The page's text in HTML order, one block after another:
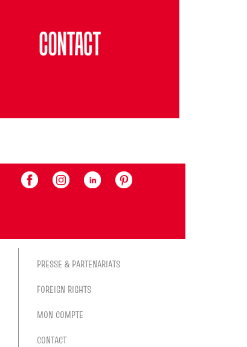
PRESSE & PARTENARIATS
FOREIGN RIGHTS
MON COMPTE
CONTACT